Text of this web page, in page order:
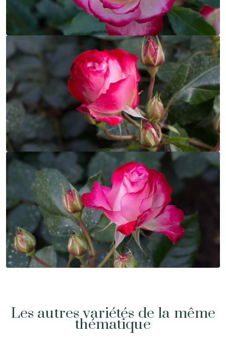
Les autres variétés de la même
thématique